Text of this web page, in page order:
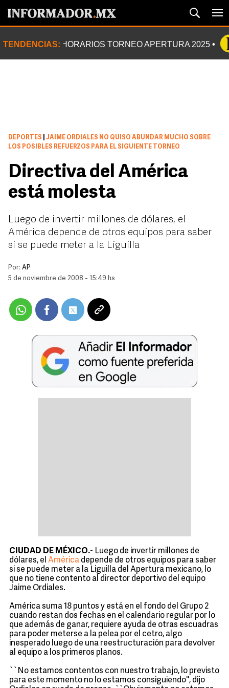
TENDENCIAS: HORARIOS TORNEO APERTURA 2025
DEPORTES
JAIME ORDIALES NO QUISO ABUNDAR MUCHO SOBRE
LOS POSIBLES REFUERZOS PARA EL SIGUIENTE TORNEO
Directiva del América
está molesta
Luego de invertir millones de dólares, el
América depende de otros equipos para saber
si se puede meter a la Liguilla
Por: AP
5 de noviembre de 2008 - 15:49 hs
CIUDAD DE MÉXICO.- Luego de invertir millones de
dólares, el América depende de otros equipos para saber
si se puede meter a la Liguilla del Apertura mexicano, lo
que no tiene contento al director deportivo del equipo
Jaime Ordiales.
América suma 18 puntos y está en el fondo del Grupo 2
cuando restan dos fechas en el calendario regular por lo
que además de ganar, requiere ayuda de otras escuadras
para poder meterse a la pelea por el cetro, algo
inesperado luego de una reestructuración para devolver
al equipo a los primeros planos.
``No estamos contentos con nuestro trabajo, lo previsto
para este momento no lo estamos consiguiendo'', dijo